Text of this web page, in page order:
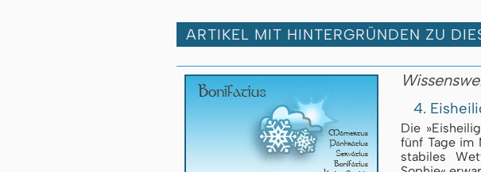
ARTIKEL MIT HINTERGRÜNDEN ZU
4.
Die
fünf Tage im
stabiles